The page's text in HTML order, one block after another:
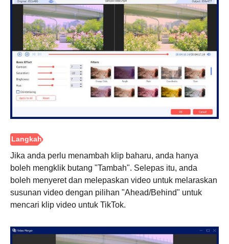
Jika anda perlu menambah klip baharu, anda hanya
boleh mengklik butang "Tambah". Selepas itu, anda
boleh menyeret dan melepaskan video untuk melaraskan
susunan video dengan pilihan "Ahead/Behind" untuk
mencari klip video untuk TikTok.